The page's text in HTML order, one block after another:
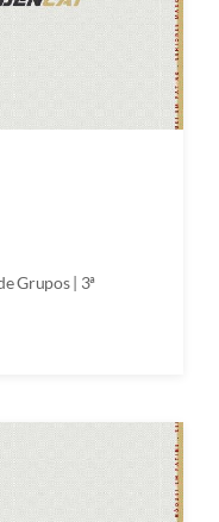
Grupos | 3ª